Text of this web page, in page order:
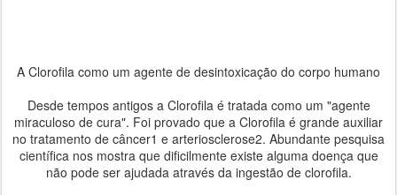
A Clorofila como um agente de desintoxicação do corpo humano
Desde tempos antigos a Clorofila é tratada como um "agente
miraculoso de cura". Foi provado que a Clorofila é grande auxiliar
no tratamento de câncer1 e arteriosclerose2. Abundante pesquisa
científica nos mostra que dificilmente existe alguma doença que
não pode ser ajudada através da ingestão de clorofila.